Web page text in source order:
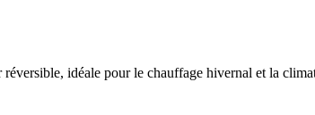
idéale pour le chauffage hivernal et la